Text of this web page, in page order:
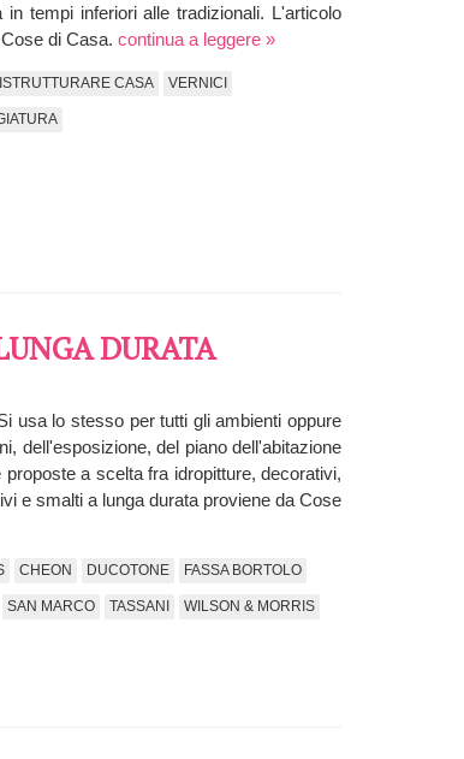
tempi inferiori alle tradizionali. L'articolo
di Casa. continua a leggere »
CASA VERNICI
DURATA
usa lo stesso per tutti gli ambienti oppure
dell'esposizione, del piano dell'abitazione
a scelta fra idropitture, decorativi,
e smalti a lunga durata proviene da Cose
CHEON DUCOTONE FASSA BORTOLO
SAN MARCO TASSANI WILSON & MORRIS